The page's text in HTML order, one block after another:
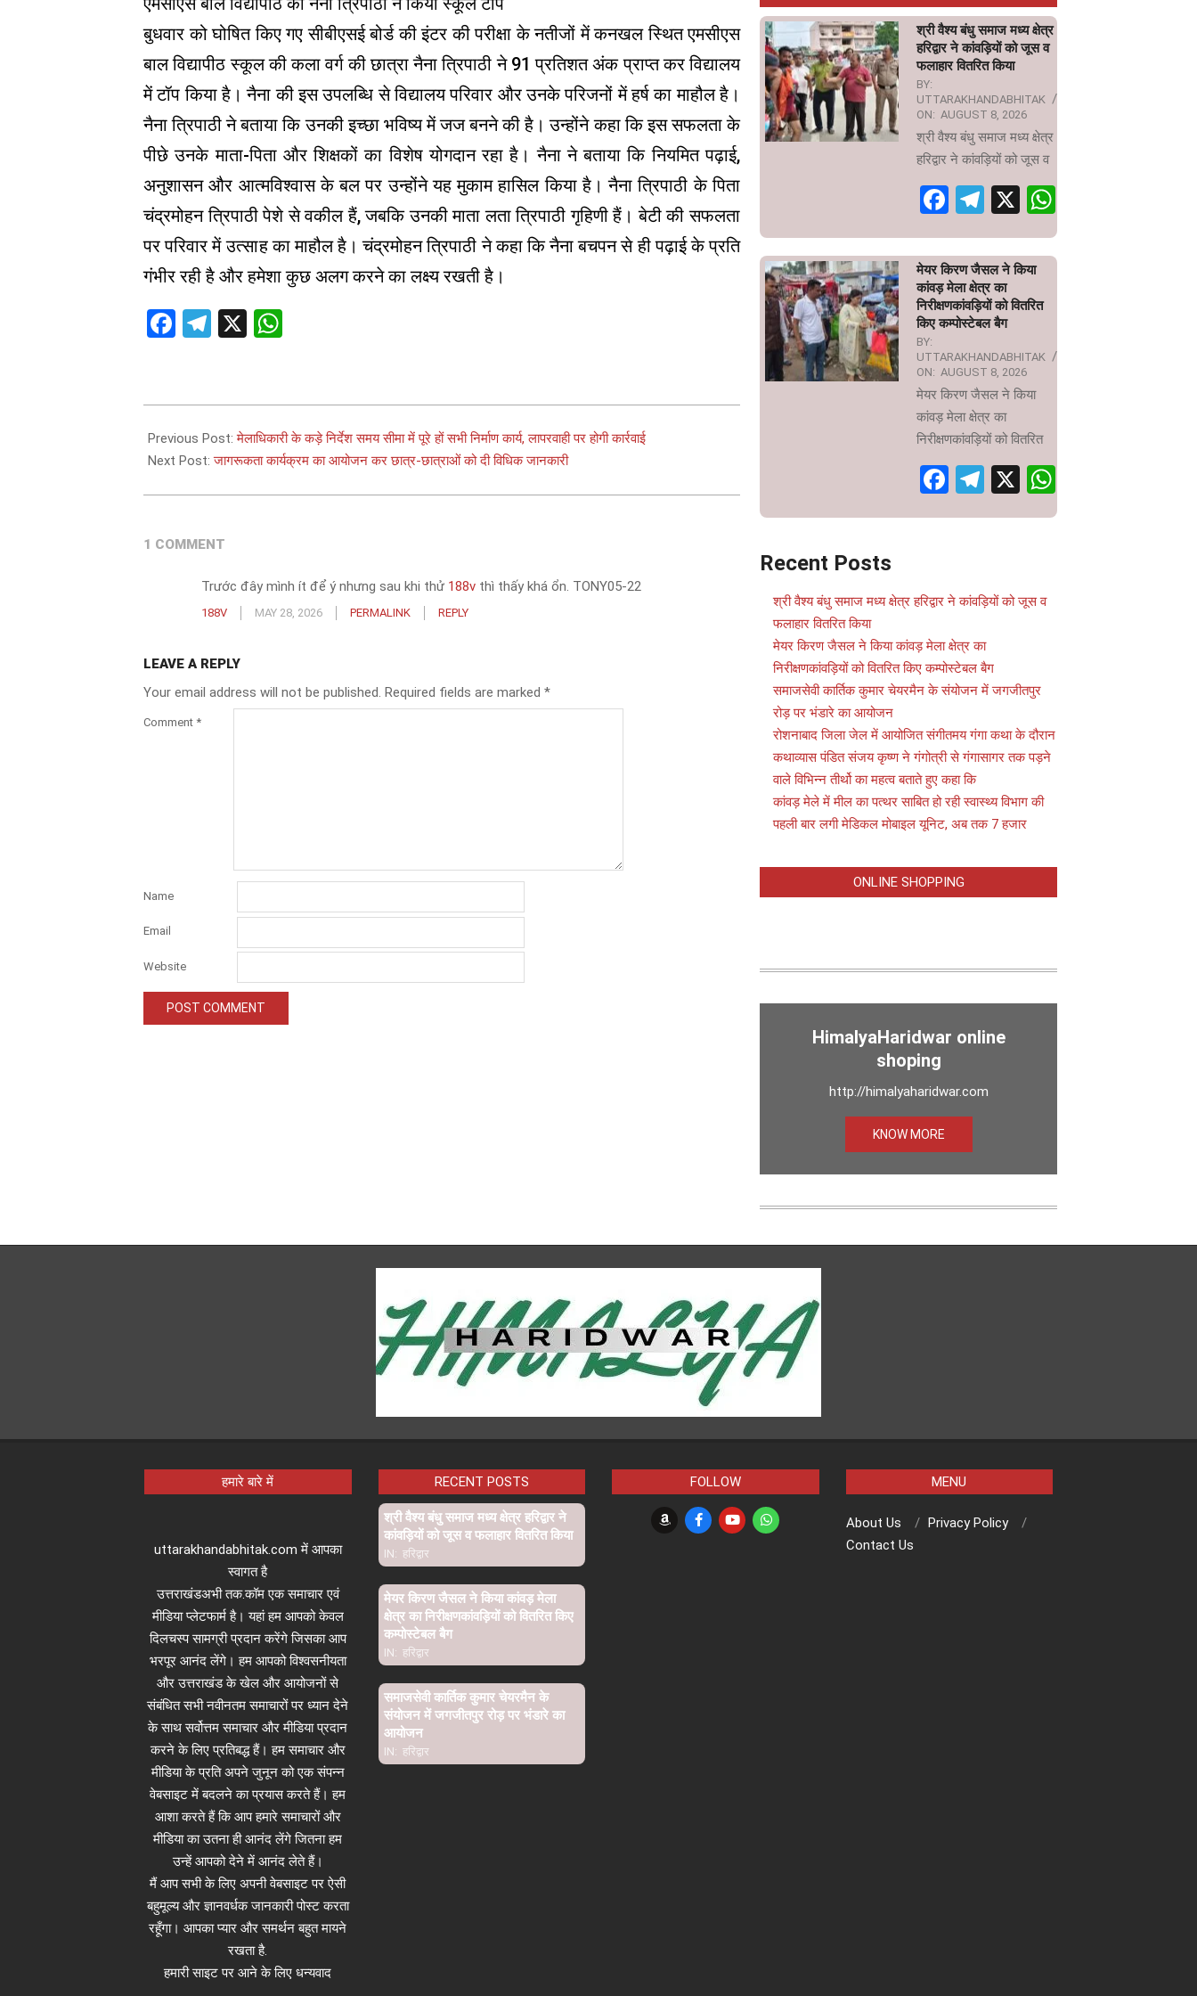
बुधवार को घोषित किए गए सीबीएसई बोर्ड की इंटर की परीक्षा के नतीजों में कनखल स्थित एमसीएस
बाल विद्यापीठ स्कूल की कला वर्ग की छात्रा नैना त्रिपाठी ने 91 प्रतिशत अंक प्राप्त कर विद्यालय
में टॉप किया है। नैना की इस उपलब्धि से विद्यालय परिवार और उनके परिजनों में हर्ष का माहौल है।
नैना त्रिपाठी ने बताया कि उनकी इच्छा भविष्य में जज बनने की है। उन्होंने कहा कि इस सफलता के
पीछे उनके माता-पिता और शिक्षकों का विशेष योगदान रहा है। नैना ने बताया कि नियमित पढ़ाई,
अनुशासन और आत्मविश्वास के बल पर उन्होंने यह मुकाम हासिल किया है। नैना त्रिपाठी के पिता
चंद्रमोहन त्रिपाठी पेशे से वकील हैं, जबकि उनकी माता लता त्रिपाठी गृहिणी हैं। बेटी की सफलता
पर परिवार में उत्साह का माहौल है। चंद्रमोहन त्रिपाठी ने कहा कि नैना बचपन से ही पढ़ाई के प्रति
गंभीर रही है और हमेशा कुछ अलग करने का लक्ष्य रखती है।
Facebook
Telegram
X
05-
13
Previous Post:मेलाधिकारी के कड़े निर्देश समय सीमा में पूरे हों सभी निर्माण कार्य, लापरवाही पर होगी कार्रवाई
Next Post:जागरूकता कार्यक्रम का आयोजन कर छात्र-छात्राओं को दी विधिक जानकारी
1 COMMENT
Trước đây mình ít để ý nhưng sau khi thử 188v thì thấy khá ổn. TONY05-22
188V MAY 28, 2026 PERMALINK REPLY
LEAVE A REPLY
Your email address will not be published. Required fields are marked *
Comment *
Name
Email
Website
श्री वैश्य बंधु समाज मध्य क्षेत्र
हरिद्वार ने कांवड़ियों को जूस व
फलाहार वितरित किया
BY:
UTTARAKHANDABHITAK
ON: AUGUST 8, 2026
श्री वैश्य बंधु समाज मध्य क्षेत्र
हरिद्वार ने कांवड़ियों को जूस व
Facebook
Telegram
X
मेयर किरण जैसल ने किया
कांवड़ मेला क्षेत्र का
निरीक्षणकांवड़ियों को वितरित
किए कम्पोस्टेबल बैग
BY:
UTTARAKHANDABHITAK
ON: AUGUST 8, 2026
मेयर किरण जैसल ने किया
कांवड़ मेला क्षेत्र का
निरीक्षणकांवड़ियों को वितरित
Facebook
Telegram
X
Recent Posts
श्री वैश्य बंधु समाज मध्य क्षेत्र हरिद्वार ने कांवड़ियों को जूस व
फलाहार वितरित किया
मेयर किरण जैसल ने किया कांवड़ मेला क्षेत्र का
निरीक्षणकांवड़ियों को वितरित किए कम्पोस्टेबल बैग
समाजसेवी कार्तिक कुमार चेयरमैन के संयोजन में जगजीतपुर
रोड़ पर भंडारे का आयोजन
रोशनाबाद जिला जेल में आयोजित संगीतमय गंगा कथा के दौरान
कथाव्यास पंडित संजय कृष्ण ने गंगोत्री से गंगासागर तक पड़ने
वाले विभिन्न तीर्थो का महत्व बताते हुए कहा कि
कांवड़ मेले में मील का पत्थर साबित हो रही स्वास्थ्य विभाग की
पहली बार लगी मेडिकल मोबाइल यूनिट, अब तक 7 हजार
ONLINE SHOPPING
HimalyaHaridwar online
shoping
http://himalyaharidwar.com
KNOW MORE
हमारे बारे में
uttarakhandabhitak.com में आपका
स्वागत है
उत्तराखंडअभी तक.कॉम एक समाचार एवं
मीडिया प्लेटफार्म है। यहां हम आपको केवल
दिलचस्प सामग्री प्रदान करेंगे जिसका आप
भरपूर आनंद लेंगे। हम आपको विश्वसनीयता
और उत्तराखंड के खेल और आयोजनों से
संबंधित सभी नवीनतम समाचारों पर ध्यान देने
के साथ सर्वोत्तम समाचार और मीडिया प्रदान
करने के लिए प्रतिबद्ध हैं। हम समाचार और
मीडिया के प्रति अपने जुनून को एक संपन्न
वेबसाइट में बदलने का प्रयास करते हैं। हम
आशा करते हैं कि आप हमारे समाचारों और
मीडिया का उतना ही आनंद लेंगे जितना हम
उन्हें आपको देने में आनंद लेते हैं।
मैं आप सभी के लिए अपनी वेबसाइट पर ऐसी
बहुमूल्य और ज्ञानवर्धक जानकारी पोस्ट करता
रहूँगा। आपका प्यार और समर्थन बहुत मायने
रखता है.
हमारी साइट पर आने के लिए धन्यवाद
RECENT POSTS
श्री वैश्य बंधु समाज मध्य क्षेत्र हरिद्वार ने
कांवड़ियों को जूस व फलाहार वितरित किया
IN: हरिद्वार
मेयर किरण जैसल ने किया कांवड़ मेला
क्षेत्र का निरीक्षणकांवड़ियों को वितरित किए
कम्पोस्टेबल बैग
IN: हरिद्वार
समाजसेवी कार्तिक कुमार चेयरमैन के
संयोजन में जगजीतपुर रोड़ पर भंडारे का
आयोजन
IN: हरिद्वार
FOLLOW MENU
About Us
Privacy Policy
Contact Us